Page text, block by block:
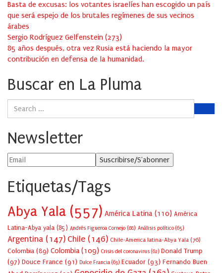
Basta de excusas: los votantes israelíes han escogido un país
que será espejo de los brutales regímenes de sus vecinos
árabes
Sergio Rodríguez Gelfenstein (273)
85 años después, otra vez Rusia está haciendo la mayor
contribución en defensa de la humanidad.
Buscar en La Pluma
Newsletter
Etiquetas/Tags
Abya Yala (557) América Latina (110) América
Latina-Abya yala (85) Andrés Figueroa Cornejo (68) Análisis político (65)
Argentina (147) Chile (146) Chile-America latina-Abya Yala (76)
Colombia (89) Colombia(109) Crisis del coronavirus (62) Donald Trump
(97) Douce France (91) Dulce Francia (63) Ecuador (93) Fernando Buen